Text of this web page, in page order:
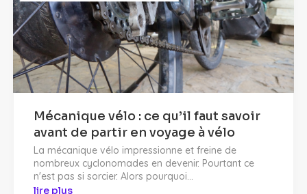
Mécanique vélo : ce qu’il faut savoir
avant de partir en voyage à vélo
La mécanique vélo impressionne et freine de
nombreux cyclonomades en devenir. Pourtant ce
n'est pas si sorcier. Alors pourquoi...
lire plus